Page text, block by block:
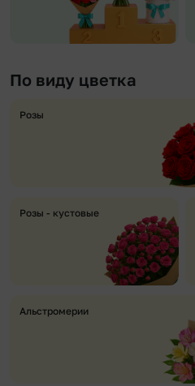
По виду цветка
Розы
Розы - кустовые
Альстромерии